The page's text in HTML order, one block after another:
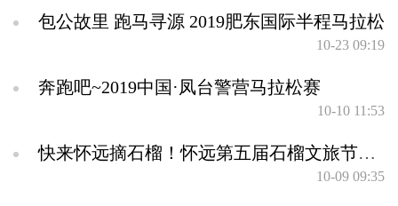
包公故里 跑马寻源 2019肥东国际半程马拉松
10-23 09:19
奔跑吧~2019中国·凤台警营马拉松赛
10-10 11:53
快来怀远摘石榴！怀远第五届石榴文旅节等你哦：）
10-09 09:35